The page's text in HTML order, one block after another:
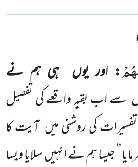
: اور یوں ہی ہم نے
سے اب بقیہ واقعے کی تفصیل
کی روشنی میں آیت کا
’’ جیسا ہم نے انہیںسلایا ویسا